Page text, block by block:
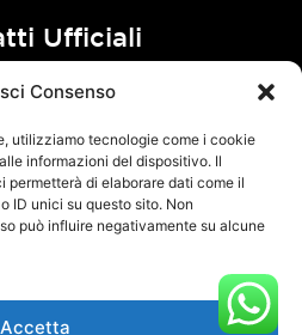
Consenso
utilizziamo tecnologie come i cookie
informazioni del dispositivo. Il
permetterà di elaborare dati come il
ID unici su questo sito. Non
può influire negativamente su alcune
Accetta
Ufficiali
Us
I